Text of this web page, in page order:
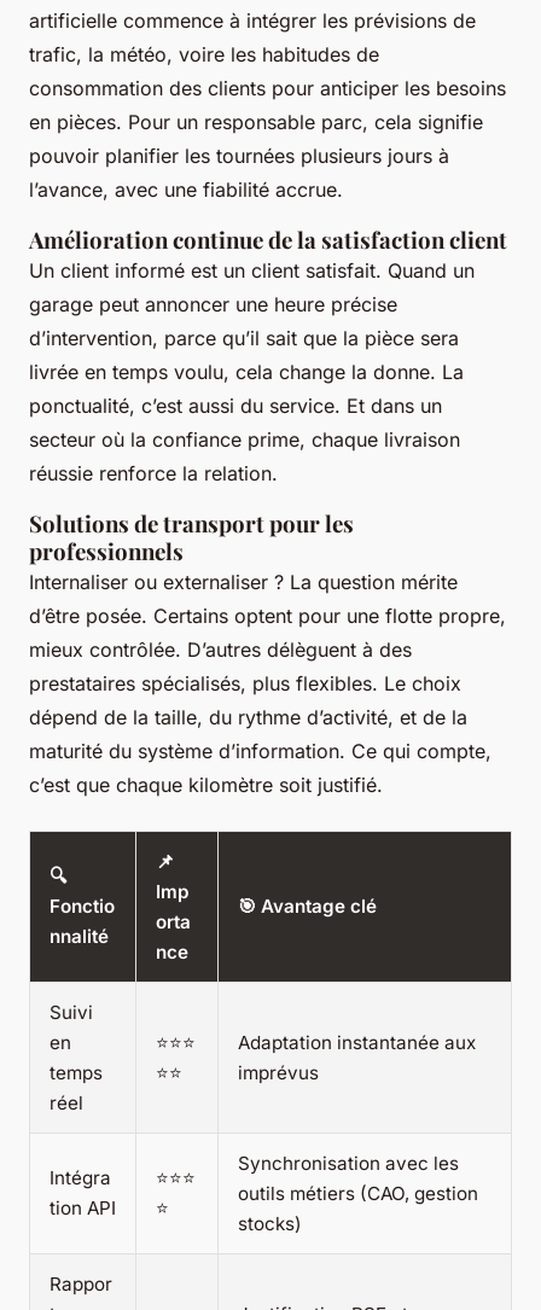
artificielle commence à intégrer les prévisions de
trafic, la météo, voire les habitudes de
consommation des clients pour anticiper les besoins
en pièces. Pour un responsable parc, cela signifie
pouvoir planifier les tournées plusieurs jours à
l’avance, avec une fiabilité accrue.
Amélioration continue de la satisfaction client
Un client informé est un client satisfait. Quand un
garage peut annoncer une heure précise
d’intervention, parce qu’il sait que la pièce sera
livrée en temps voulu, cela change la donne. La
ponctualité, c’est aussi du service. Et dans un
secteur où la confiance prime, chaque livraison
réussie renforce la relation.
Solutions de transport pour les
professionnels
Internaliser ou externaliser ? La question mérite
d’être posée. Certains optent pour une flotte propre,
mieux contrôlée. D’autres délèguent à des
prestataires spécialisés, plus flexibles. Le choix
dépend de la taille, du rythme d’activité, et de la
maturité du système d’information. Ce qui compte,
c’est que chaque kilomètre soit justifié.
🔍
Fonctio
nnalité
📌
Imp
orta
nce
🎯 Avantage clé
Suivi
en
temps
réel
⭐⭐⭐
⭐⭐
Adaptation instantanée aux
imprévus
Intégra
tion API
⭐⭐⭐
⭐
Synchronisation avec les
outils métiers (CAO, gestion
stocks)
Rappor